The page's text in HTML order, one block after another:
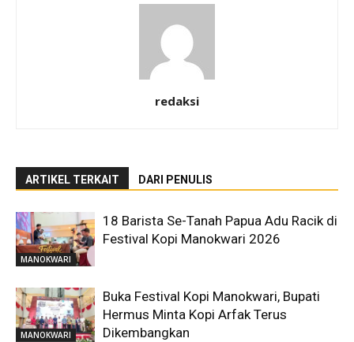
redaksi
ARTIKEL TERKAIT DARI PENULIS
MANOKWARI
18 Barista Se-Tanah Papua Adu Racik di
Festival Kopi Manokwari 2026
MANOKWARI
Buka Festival Kopi Manokwari, Bupati
Hermus Minta Kopi Arfak Terus
Dikembangkan